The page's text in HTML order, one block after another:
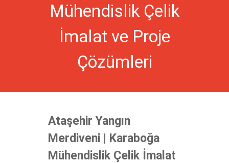
Mühendislik Çelik
İmalat ve Proje
Çözümleri
Ataşehir Yangın
Merdiveni | Karaboğa
Mühendislik Çelik İmalat